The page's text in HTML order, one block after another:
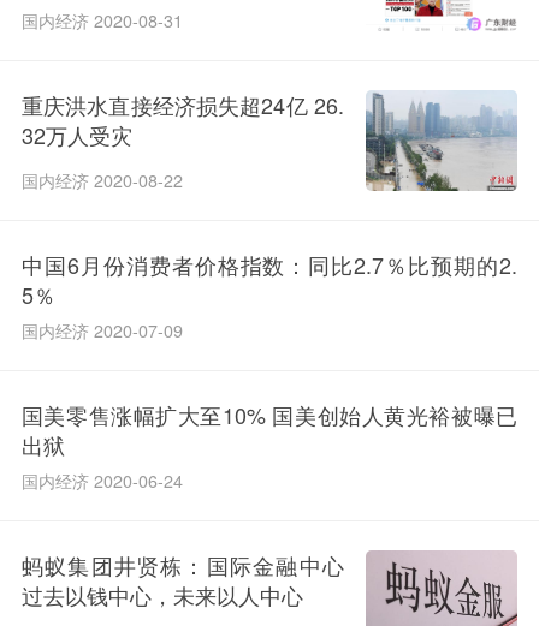
国内经济 2020-08-31
重庆洪水直接经济损失超24亿 26.
32万人受灾
国内经济 2020-08-22
中国6月份消费者价格指数：同比2.7％比预期的2.
5％
国内经济 2020-07-09
国美零售涨幅扩大至10% 国美创始人黄光裕被曝已
出狱
国内经济 2020-06-24
蚂蚁集团井贤栋：国际金融中心
过去以钱中心，未来以人中心